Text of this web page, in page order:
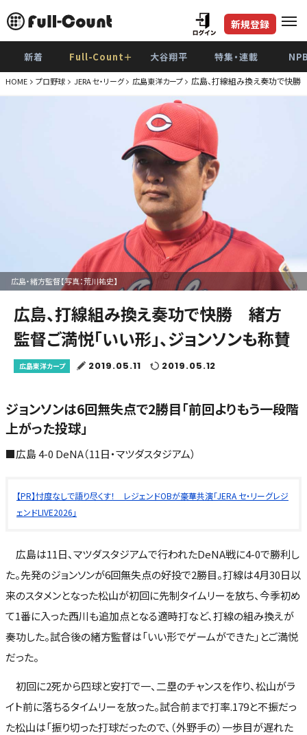
新規登録
新着 Full-Count＋ 大谷翔平 特集・連載
HOME プロ野球 JERA セ・リーグ 広島東洋カープ 広島、打線組み換え奏功で快勝
広島・緒方監督【写真：荒川祐史】
広島、打線組み換え奏功で快勝 緒方
監督ご満悦「いい形」、ジョンソンも称賛
広島東洋カープ 2019.05.11 2019.05.12
ジョンソンは6回無失点で2勝目「前回よりもう一段階
上がった投球」
■広島 4-0 DeNA（11日・マツダスタジアム）
【PR】忖度なしで語り尽くす！ レジェンドOBが豪華共演「JERA セ・リーグレジ
ェンドLIVE2026」
広島は11日、マツダスタジアムで行われたDeNA戦に4-0で勝利し
た。先発のジョンソンが6回無失点の好投で2勝目。打線は4月30日以
来のスタメンとなった松山が初回に先制タイムリーを放ち、今季初め
て1番に入った西川も追加点となる適時打など、打線の組み換えが
奏功した。試合後の緒方監督は「いい形でゲームができた」とご満悦
だった。
初回に2死から四球と安打で一、二塁のチャンスを作り、松山がラ
イト前に落ちるタイムリーを放った。試合前まで打率.179と不振だっ
た松山は「振り切った打球だったので、（外野手の）一歩目が遅れた